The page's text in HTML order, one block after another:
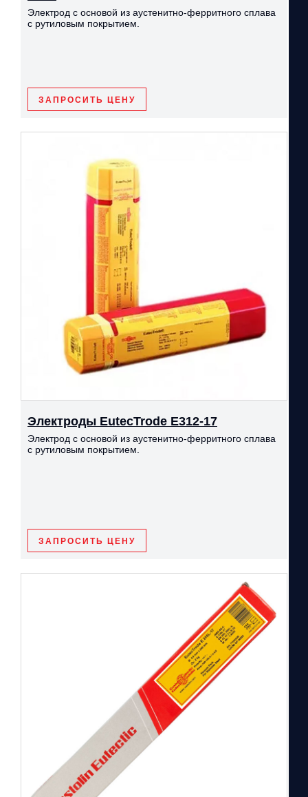
Электрод с основой из аустенитно-ферритного сплава
с рутиловым покрытием.
ЗАПРОСИТЬ ЦЕНУ
Электроды EutecTrode Е312-17
Электрод с основой из аустенитно-ферритного сплава
с рутиловым покрытием.
ЗАПРОСИТЬ ЦЕНУ